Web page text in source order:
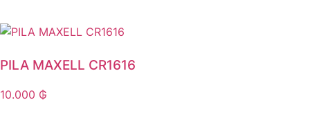
PILA MAXELL CR1616
10.000 ₲